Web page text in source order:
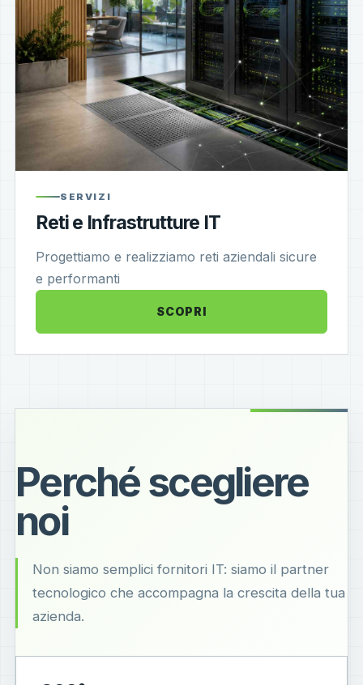
SERVIZI
Reti e Infrastrutture IT
Progettiamo e realizziamo reti aziendali sicure
e performanti
SCOPRI
Perché scegliere
noi
Non siamo semplici fornitori IT: siamo il partner
tecnologico che accompagna la crescita della tua
azienda.